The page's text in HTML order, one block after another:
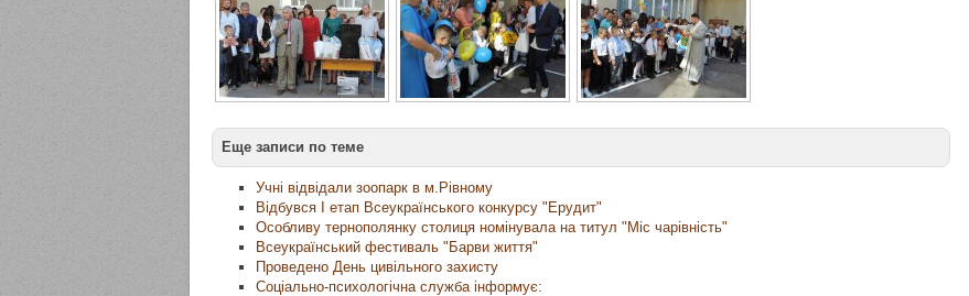
Еще записи по теме
Учні відвідали зоопарк в м.Рівному
Відбувся І етап Всеукраїнського конкурсу "Ерудит"
Особливу тернополянку столиця номінувала на титул "Міс чарівність"
Всеукраїнський фестиваль "Барви життя"
Проведено День цивільного захисту
Соціально-психологічна служба інформує: